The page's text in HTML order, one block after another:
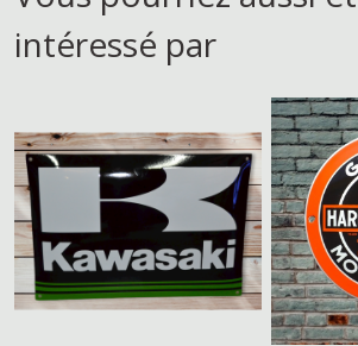
intéressé par